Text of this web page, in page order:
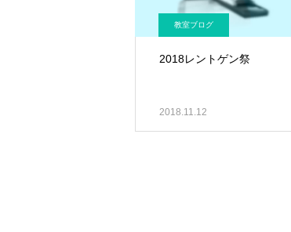
教室ブログ
2018レントゲン祭
2018.11.12